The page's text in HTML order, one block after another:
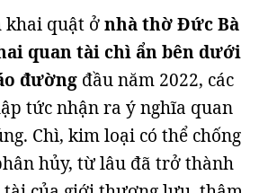
quật ởnhà thờ Đức Bà
quan tài chì ẩn bên dưới
đường đầu năm 2022, các
tức nhận ra ý nghĩa quan
Chì, kim loại có thể chống
hủy, từ lâu đã trở thành